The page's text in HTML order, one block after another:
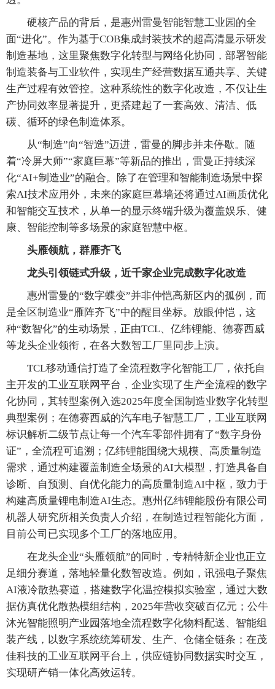
硬核产品的背后，是惠州雷曼智能智慧工业园的全
面“进化”。作为基于COB集成封装技术的超高清显示研发
制造基地，这里聚焦数字化转型与网络化协同，部署智能
制造装备与工业软件，实现生产经营数据互通共享、关键
生产过程有效管控。这种系统性的数字化改造，不仅让生
产协同效率显著提升，更搭建起了一套高效、清洁、低
碳、循环的绿色制造体系。
从“制造”向“智造”迈进，雷曼的脚步并未停歇。随
着“冷屏大师”“家庭巨幕”等新品的推出，雷曼正持续深
化“AI+制造业”的融合。除了在管理和智能制造场景中探
索AI技术应用外，未来的家庭巨幕墙还将通过AI画质优化
和智能交互技术，从单一的显示终端升级为覆盖娱乐、健
康、智能控制等多场景的家庭智慧中枢。
头雁领航，群雁齐飞
龙头引领链式升级，近千家企业完成数字化改造
惠州雷曼的“数字蝶变”并非仲恺高新区内的孤例，而
是全区制造业“雁阵齐飞”中的醒目坐标。放眼仲恺，这
种“数智化”的生动场景，正由TCL、亿纬锂能、德赛西威
等龙头企业领衔，在各大数智工厂里同步上演。
TCL移动通信打造了全流程数字化智能工厂，依托自
主开发的工业互联网平台，企业实现了生产全流程的数字
化协同，其转型案例入选2025年度全国制造业数字化转型
典型案例；在德赛西威的汽车电子智慧工厂，工业互联网
标识解析二级节点让每一个汽车零部件拥有了“数字身份
证”，全流程可追溯；亿纬锂能围绕大规模、高质量制造
需求，通过构建覆盖制造全场景的AI大模型，打造具备自
诊断、自预测、自优化能力的高质量制造AI中枢，致力于
构建高质量锂电制造AI生态。惠州亿纬锂能股份有限公司
机器人研究所相关负责人介绍，在制造过程智能化方面，
目前公司已实现多个工厂的落地应用。
在龙头企业“头雁领航”的同时，专精特新企业也正立
足细分赛道，落地轻量化数智改造。例如，讯强电子聚焦
AI液冷散热赛道，搭建数字化温控模拟实验室，通过大数
据仿真优化散热模组结构，2025年营收突破百亿元；公牛
沐光智能照明产业园落地全流程数字化物料配送、智能组
装产线，以数字系统统筹研发、生产、仓储全链条；在茂
佳科技的工业互联网平台上，供应链协同数据实时交互，
实现研产销一体化高效运转。